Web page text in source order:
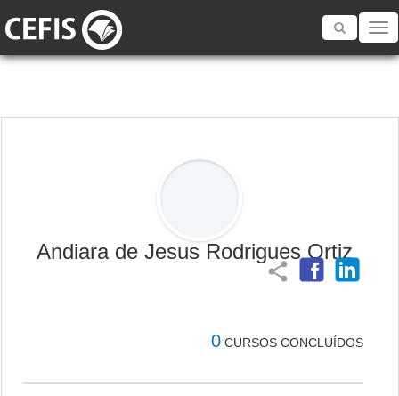
Toggle
Andiara de Jesus Rodrigues Ortiz
share
0 CURSOS CONCLUÍDOS